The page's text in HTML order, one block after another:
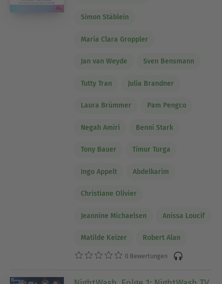
Simon Stäblein
Maria Clara Groppler
Jan van Weyde Sven Bensmann
Tutty Tran Julia Brandner
Laura Brümmer Pam Pengco
Negah Amiri Benni Stark
Tony Bauer Timur Turga
Ingo Appelt Abdelkarim
Christiane Olivier
Jeannine Michaelsen Anissa Loucif
Matilde Keizer Robert Alan
0 Bewertungen